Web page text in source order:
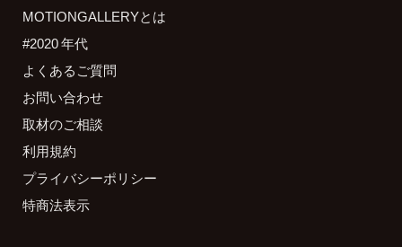
MOTIONGALLERYとは
#2020 年代
よくあるご質問
お問い合わせ
取材のご相談
利用規約
プライバシーポリシー
特商法表示